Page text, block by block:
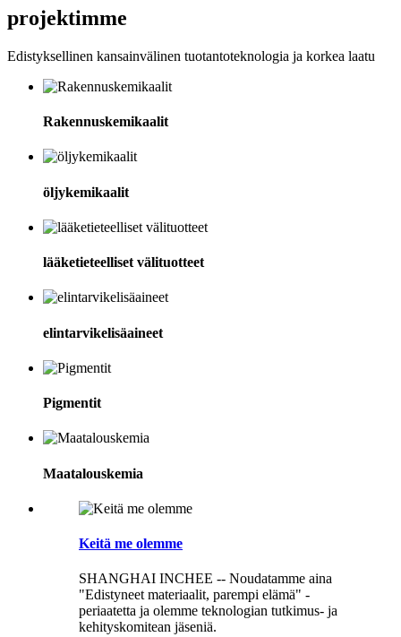
projektimme
Edistyksellinen kansainvälinen tuotantoteknologia ja korkea laatu
Rakennuskemikaalit
öljykemikaalit
lääketieteelliset välituotteet
elintarvikelisäaineet
Pigmentit
Maatalouskemia
Keitä me olemme
SHANGHAI INCHEE -- Noudatamme aina
"Edistyneet materiaalit, parempi elämä" -
periaatetta ja olemme teknologian tutkimus- ja
kehityskomitean jäseniä.